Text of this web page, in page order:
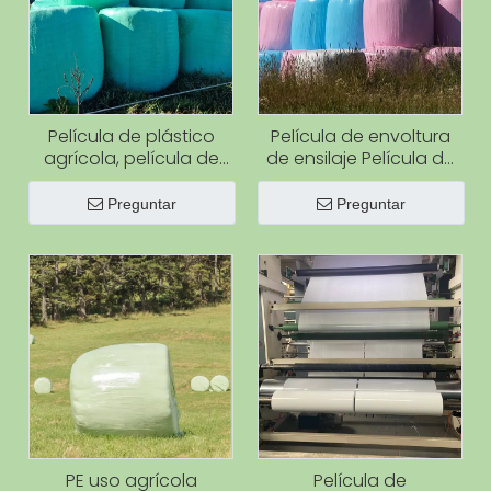
Película de plástico
agrícola, película de
envoltura de ensilaje
verde para ensilaje de
hierba, envoltura de
protección UV verde
Preguntar
Película de envoltura
de ensilaje Película de
envoltura elástica de
rollo redondo LLDPE
para ensilaje Película
de balas de hierba
Película de ensilaje
agrícola
Preguntar
PE uso agrícola
Película de